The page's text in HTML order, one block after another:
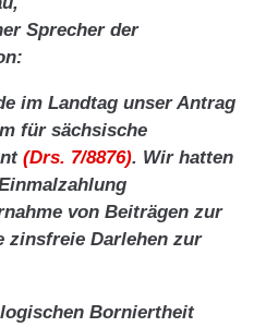
Sprecher der
im Landtag unser Antrag
für sächsische
(Drs. 7/8876). Wir hatten
von Beiträgen zur
zinsfreie Darlehen zur
Borniertheit